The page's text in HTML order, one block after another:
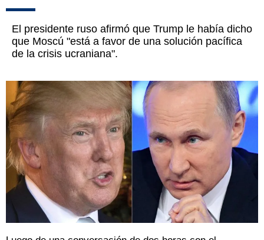
El presidente ruso afirmó que Trump le había dicho
que Moscú "está a favor de una solución pacífica
de la crisis ucraniana".